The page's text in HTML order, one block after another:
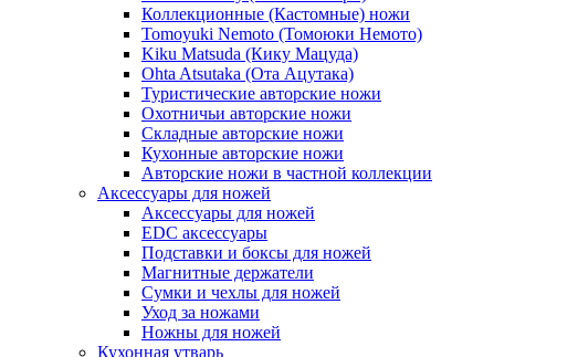
Коллекционные (Кастомные) ножи
Tomoyuki Nemoto (Томоюки Немото)
Kiku Matsuda (Кику Мацуда)
Ohta Atsutaka (Ота Ацутака)
Туристические авторские ножи
Охотничьи авторские ножи
Складные авторские ножи
Кухонные авторские ножи
Авторские ножи в частной коллекции
Аксессуары для ножей
Аксессуары для ножей
EDC аксессуары
Подставки и боксы для ножей
Магнитные держатели
Сумки и чехлы для ножей
Уход за ножами
Ножны для ножей
Кухонная утварь